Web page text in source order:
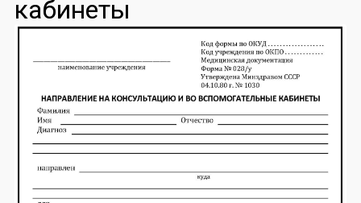
кабинеты